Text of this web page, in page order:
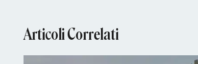
Articoli Correlati